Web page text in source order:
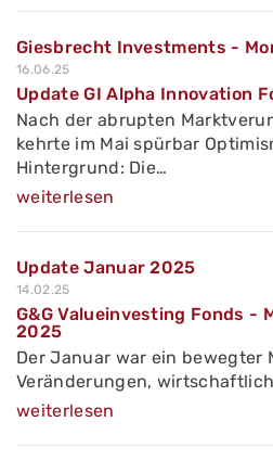
Giesbrecht Investments -
16.06.25
Update GI Alpha Innovation
Nach der abrupten
kehrte im Mai spürbar
Hintergrund: Die…
weiterlesen
Update Januar 2025
14.02.25
G&G Valueinvesting Fonds -
2025
Der Januar war ein bewegter
Veränderungen,
weiterlesen